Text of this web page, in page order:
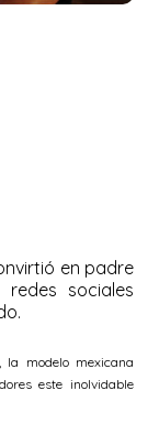
en padre
sociales
modelo mexicana
este inolvidable